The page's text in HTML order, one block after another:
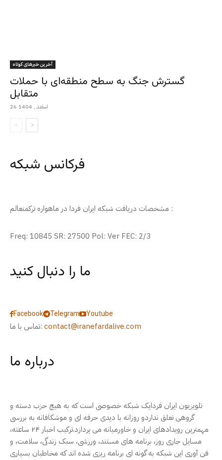
آخرین خبرهای کوتاه
گسترش جنگ به سطح منطقه‌ای با حملات
متقابل
26 اسفند , 1404
فرکانس شبکه
مشخصات دریافت شبکه ایران فردا در ماهواره ترکمنعالم :
Freq: 10845 SR: 27500 Pol: Ver FEC: 2/3
ما را دنبال کنید
Facebook Telegram
Youtube
تماس با ما: contact@iranefardalive.com
درباره ما
تلویزیون ایران فردایک شبکه خصوصی است که به هیچ حزب دسته و
گروهی تعلق نداردو روزانه با دیدی حرفه ای و موشکافانه به بررسی
مهمترین رویدادهای ایران و خاورمیانه می پردازد.ترکیب اخبار ۲۴ ساعته،
مسایل جاری روز، برنامه های مستند، ورزشی، سبک زندگی، سلامت، و
فن آوری این شبکه به گونه ای برنامه ریزی شده اند که مخاطبان بسیاری